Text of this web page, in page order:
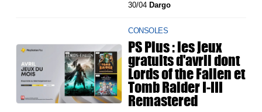
30/04 Dargo
CONSOLES
PS Plus : les jeux
gratuits d'avril dont
Lords of the Fallen et
Tomb Raider I-III
Remastered